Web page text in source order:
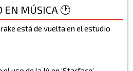
EN MÚSICA 🕐
está de vuelta en el estudio